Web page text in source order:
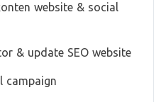
website & social
& update SEO website
campaign